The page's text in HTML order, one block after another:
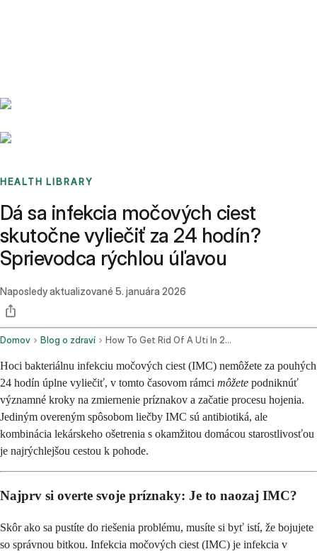
HEALTH LIBRARY
Dá sa infekcia močových ciest
skutočne vyliečiť za 24 hodín?
Sprievodca rýchlou úľavou
Naposledy aktualizované 5. januára 2026
Domov Blog o zdraví How To Get Rid Of A Uti In 24 Hours
Hoci bakteriálnu infekciu močových ciest (IMC) nemôžete za pouhých
24 hodín úplne vyliečiť, v tomto časovom rámci môžete podniknúť
významné kroky na zmiernenie príznakov a začatie procesu hojenia.
Jediným overeným spôsobom liečby IMC sú antibiotiká, ale
kombinácia lekárskeho ošetrenia s okamžitou domácou starostlivosťou
je najrýchlejšou cestou k pohode.
Najprv si overte svoje príznaky: Je to naozaj IMC?
Skôr ako sa pustíte do riešenia problému, musíte si byť istí, že bojujete
so správnou bitkou. Infekcia močových ciest (IMC) je infekcia v